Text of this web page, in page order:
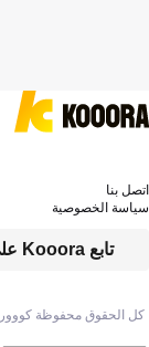
كل الحقوق محفوظة
تابع Kooora على جوجل
اتصل بنا
سياسة الخصوصية